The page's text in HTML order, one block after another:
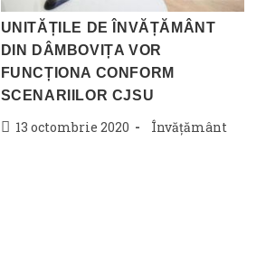
UNITĂȚILE DE ÎNVĂȚĂMÂNT
DIN DÂMBOVIȚA VOR
FUNCȚIONA CONFORM
SCENARIILOR CJSU
Post13 octombrie 2020
Post
Învățământ